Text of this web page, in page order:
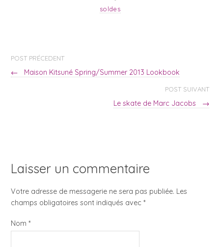
soldes
POST PRÉCEDENT
← Maison Kitsuné Spring/Summer 2013 Lookbook
POST SUIVANT
Le skate de Marc Jacobs →
Laisser un commentaire
Votre adresse de messagerie ne sera pas publiée. Les
champs obligatoires sont indiqués avec*
Nom*